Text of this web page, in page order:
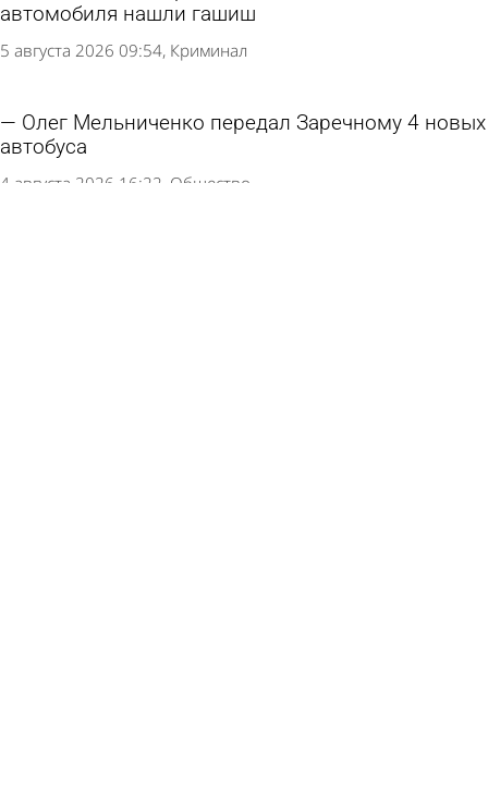
автомобиля нашли гашиш
5 августа 2026 09:54 Криминал
Олег Мельниченко передал Заречному 4 новых
автобуса
4 августа 2026 16:22 Общество